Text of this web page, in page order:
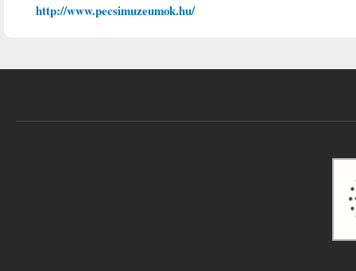
http://www.pecsimuzeumok.hu/